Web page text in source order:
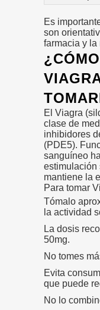
Es
son
farmacia y la
El Viagra
clase de
inhibidores
(PDE5).
sanguíneo
estimulación
mantiene la
Para tomar
Tómalo
la actividad
La dosis
50mg.
No tomes
Evita
que puede
No lo